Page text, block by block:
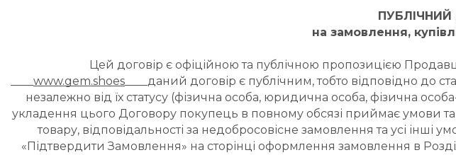
ПУБЛІЧНИЙ
на замовлення,
Цей договір є офіційною та публічною пропозицією
www.gem.shoes ____даний договір є публічним, тобто відповідно до
незалежно від їх статусу (фізична особа, юридична особа, фізична
укладення цього Договору покупець в повному обсязі приймає умови
товару, відповідальності за недобросовісне замовлення та усі
«Підтвердити Замовлення» на сторінці оформлення замовлення в